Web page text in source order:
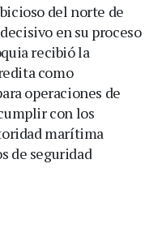
del norte de
en su proceso
recibió la
como
operaciones de
con los
marítima
de seguridad